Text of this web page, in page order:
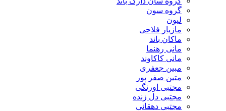
گروه سون
لیون
مازیار فلاحی
ماکان باند
مانی رهنما
مانی کاکاوند
مبین جعفری
متین صفر پور
مجتبی اورنگی
مجتبی دل زنده
مجتبی دهقانی